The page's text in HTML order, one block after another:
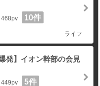
10件
ライフ
発】イオン幹部の会見
5件